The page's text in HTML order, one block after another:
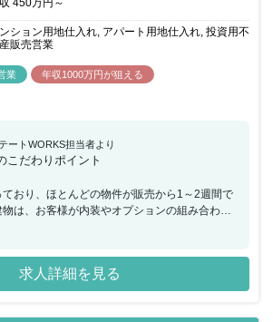
ション用地仕入れ, アパート用地仕入れ, 投資用不
販売営業
業
年収1000万円が狙える
ートWORKS担当者より
こだわりポイント
おり、ほとんどの物件が販売から1～2週間で
は、お客様が内装やオプションの組み合わせ
自由に選ぶことができ、ご好評をいただいて
求人詳細を見る